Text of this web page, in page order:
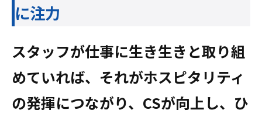
に注力
スタッフが仕事に生き生きと取り組
めていれば、それがホスピタリティ
の発揮につながり、CSが向上し、ひ